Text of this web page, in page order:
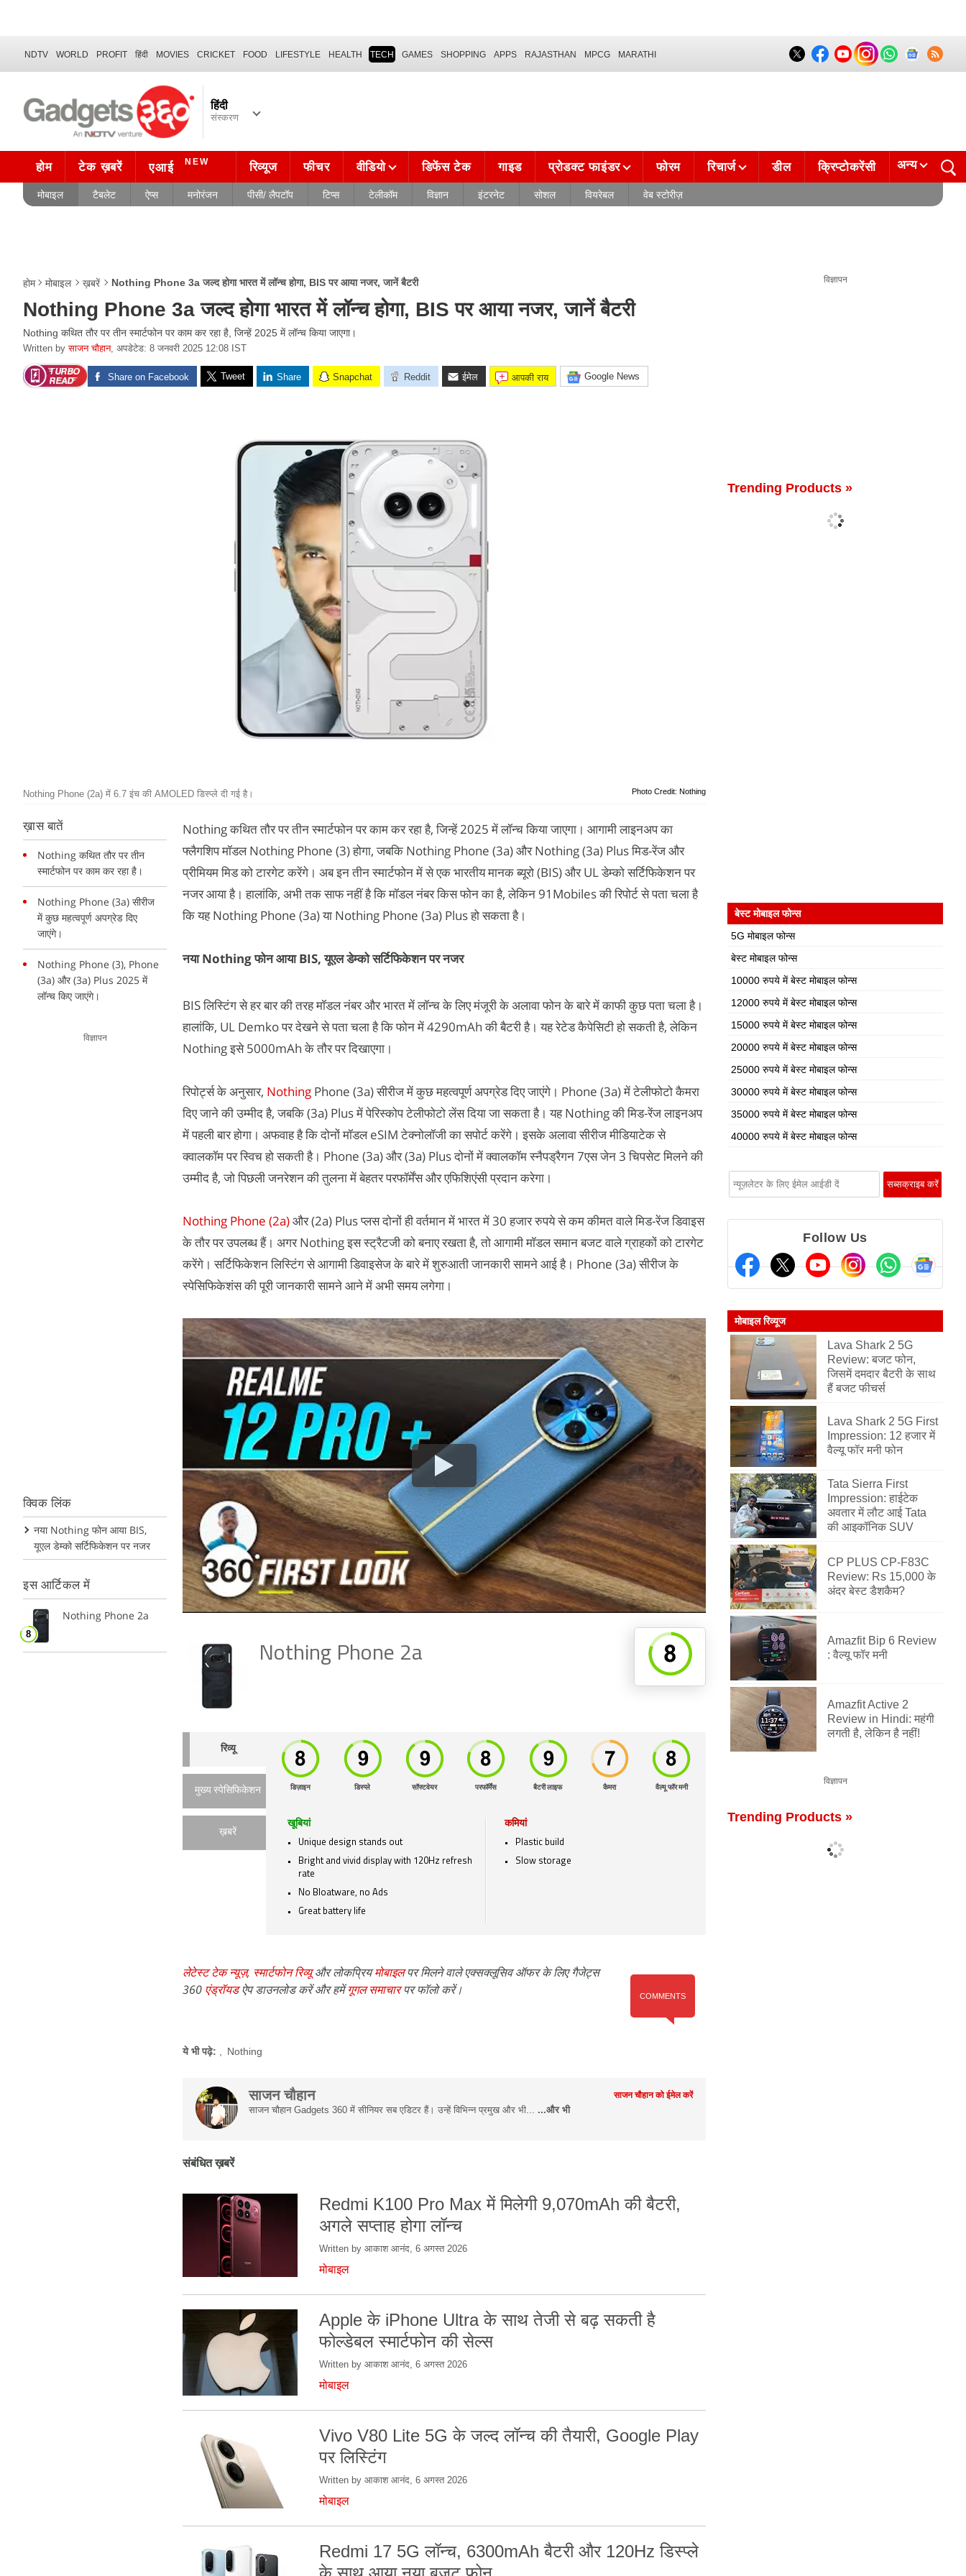
NDTV WORLD PROFIT हिंदी MOVIES CRICKET FOOD LIFESTYLE HEALTH TECH GAMES SHOPPING APPS RAJASTHAN MPCG MARATHI
हिंदी
संस्करण
होम टेक ख़बरें एआई NEW रिव्यूज फीचर वीडियो डिफेंस टेक गाइड प्रोडक्ट फाइंडर फोरम रिचार्ज डील क्रिप्टोकरेंसी अन्य
मोबाइल टैबलेट ऐप्स मनोरंजन पीसी/ लैपटॉप टिप्स टेलीकॉम विज्ञान इंटरनेट सोशल वियरेबल वेब स्टोरीज़
होम मोबाइल ख़बरें Nothing Phone 3a जल्द होगा भारत में लॉन्च होगा, BIS पर आया नजर, जानें बैटरी
Nothing Phone 3a जल्द होगा भारत में लॉन्च होगा, BIS पर आया नजर, जानें बैटरी
Nothing कथित तौर पर तीन स्मार्टफोन पर काम कर रहा है, जिन्हें 2025 में लॉन्च किया जाएगा।
Written byसाजन चौहान, अपडेटेड: 8 जनवरी 2025 12:08 IST
Share on Facebook Tweet Share Snapchat Reddit ईमेल आपकी राय Google News
Photo Credit: Nothing
Nothing Phone (2a) में 6.7 इंच की AMOLED डिस्प्ले दी गई है।
ख़ास बातें
Nothing कथित तौर पर तीन
स्मार्टफोन पर काम कर रहा है।
Nothing Phone (3a) सीरीज
में कुछ महत्वपूर्ण अपग्रेड दिए
जाएंगे।
Nothing Phone (3), Phone
(3a) और (3a) Plus 2025 में
लॉन्च किए जाएंगे।
विज्ञापन
क्विक लिंक
नया Nothing फोन आया BIS,
यूएल डेम्को सर्टिफिकेशन पर नजर
इस आर्टिकल में
Nothing Phone 2a
Nothing कथित तौर पर तीन स्मार्टफोन पर काम कर रहा है, जिन्हें 2025 में लॉन्च किया जाएगा। आगामी लाइनअप का
फ्लैगशिप मॉडल Nothing Phone (3) होगा, जबकि Nothing Phone (3a) और Nothing (3a) Plus मिड-रेंज और
प्रीमियम मिड को टारगेट करेंगे। अब इन तीन स्मार्टफोन में से एक भारतीय मानक ब्यूरो (BIS) और UL डेम्को सर्टिफिकेशन पर
नजर आया है। हालांकि, अभी तक साफ नहीं है कि मॉडल नंबर किस फोन का है, लेकिन 91Mobiles की रिपोर्ट से पता चला है
कि यह Nothing Phone (3a) या Nothing Phone (3a) Plus हो सकता है।
नया Nothing फोन आया BIS, यूएल डेम्को सर्टिफिकेशन पर नजर
BIS लिस्टिंग से हर बार की तरह मॉडल नंबर और भारत में लॉन्च के लिए मंजूरी के अलावा फोन के बारे में काफी कुछ पता चला है।
हालांकि, UL Demko पर देखने से पता चला है कि फोन में 4290mAh की बैटरी है। यह रेटेड कैपेसिटी हो सकती है, लेकिन
Nothing इसे 5000mAh के तौर पर दिखाएगा।
रिपोर्ट्स के अनुसार, Nothing Phone (3a) सीरीज में कुछ महत्वपूर्ण अपग्रेड दिए जाएंगे। Phone (3a) में टेलीफोटो कैमरा
दिए जाने की उम्मीद है, जबकि (3a) Plus में पेरिस्कोप टेलीफोटो लेंस दिया जा सकता है। यह Nothing की मिड-रेंज लाइनअप
में पहली बार होगा। अफवाह है कि दोनों मॉडल eSIM टेक्नोलॉजी का सपोर्ट करेंगे। इसके अलावा सीरीज मीडियाटेक से
क्वालकॉम पर स्विच हो सकती है। Phone (3a) और (3a) Plus दोनों में क्वालकॉम स्नैपड्रैगन 7एस जेन 3 चिपसेट मिलने की
उम्मीद है, जो पिछली जनरेशन की तुलना में बेहतर परफॉर्मेंस और एफिशिएंसी प्रदान करेगा।
Nothing Phone (2a)और (2a) Plus प्लस दोनों ही वर्तमान में भारत में 30 हजार रुपये से कम कीमत वाले मिड-रेंज डिवाइस
के तौर पर उपलब्ध हैं। अगर Nothing इस स्ट्रैटजी को बनाए रखता है, तो आगामी मॉडल समान बजट वाले ग्राहकों को टारगेट
करेंगे। सर्टिफिकेशन लिस्टिंग से आगामी डिवाइसेज के बारे में शुरुआती जानकारी सामने आई है। Phone (3a) सीरीज के
स्पेसिफिकेशंस की पूरी जानकारी सामने आने में अभी समय लगेगा।
Nothing Phone 2a
रिव्यू
मुख्य स्पेसिफिकेशन
ख़बरें
डिज़ाइन डिस्प्ले सॉफ्टवेयर परफॉर्मेंस बैटरी लाइफ कैमरा वैल्यू फॉर मनी
खूबियां
Unique design stands out
Bright and vivid display with 120Hz refresh
rate
No Bloatware, no Ads
Great battery life
कमियां
Plastic build
Slow storage
COMMENTS
लेटेस्ट टेक न्यूज़, स्मार्टफोन रिव्यूऔर लोकप्रियमोबाइलपर मिलने वाले एक्सक्लूसिव ऑफर के लिए गैजेट्स
360 एंड्रॉयडऐप डाउनलोड करें और हमेंगूगल समाचारपर फॉलो करें।
ये भी पढ़े: Nothing
साजन चौहान साजन चौहान को ईमेल करें
साजन चौहान Gadgets 360 में सीनियर सब एडिटर हैं। उन्हें विभिन्न प्रमुख और भी... ...और भी
संबंधित ख़बरें
Redmi K100 Pro Max में मिलेगी 9,070mAh की बैटरी,
अगले सप्ताह होगा लॉन्च
Written by आकाश आनंद, 6 अगस्त 2026
मोबाइल
Apple के iPhone Ultra के साथ तेजी से बढ़ सकती है
फोल्डेबल स्मार्टफोन की सेल्स
Written by आकाश आनंद, 6 अगस्त 2026
मोबाइल
Vivo V80 Lite 5G के जल्द लॉन्च की तैयारी, Google Play
पर लिस्टिंग
Written by आकाश आनंद, 6 अगस्त 2026
मोबाइल
Redmi 17 5G लॉन्च, 6300mAh बैटरी और 120Hz डिस्प्ले
विज्ञापन
Trending Products »
बेस्ट मोबाइल फोन्स
5G मोबाइल फोन्स
बेस्ट मोबाइल फोन्स
10000 रुपये में बेस्ट मोबाइल फोन्स
12000 रुपये में बेस्ट मोबाइल फोन्स
15000 रुपये में बेस्ट मोबाइल फोन्स
20000 रुपये में बेस्ट मोबाइल फोन्स
25000 रुपये में बेस्ट मोबाइल फोन्स
30000 रुपये में बेस्ट मोबाइल फोन्स
35000 रुपये में बेस्ट मोबाइल फोन्स
40000 रुपये में बेस्ट मोबाइल फोन्स
Follow Us
मोबाइल रिव्यूज
Lava Shark 2 5G
Review: बजट फोन,
जिसमें दमदार बैटरी के साथ
हैं बजट फीचर्स
Lava Shark 2 5G First
Impression: 12 हजार में
वैल्यू फॉर मनी फोन
Tata Sierra First
Impression: हाईटेक
अवतार में लौट आई Tata
की आइकॉनिक SUV
CP PLUS CP-F83C
Review: Rs 15,000 के
अंदर बेस्ट डैशकैम?
Amazfit Bip 6 Review
: वैल्यू फॉर मनी
Amazfit Active 2
Review in Hindi: महंगी
लगती है, लेकिन है नहीं!
विज्ञापन
Trending Products »